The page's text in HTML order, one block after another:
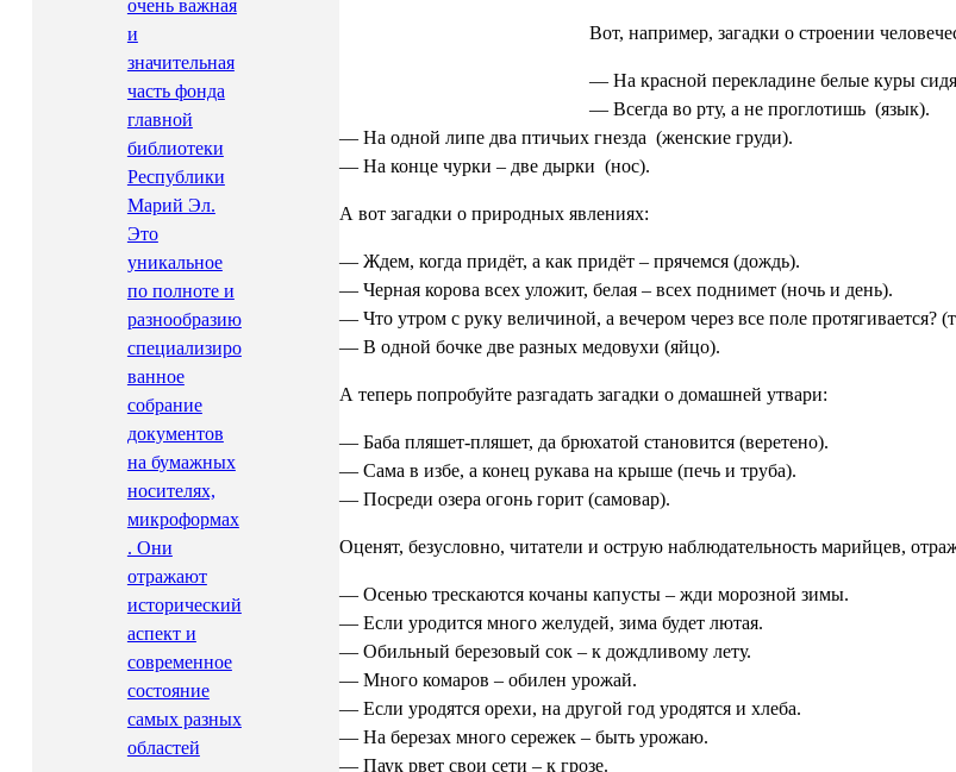
очень важная
и
значительная
часть фонда
главной
библиотеки
Республики
Марий Эл.
Это
уникальное
по полноте и
разнообразию
специализиро
ванное
собрание
документов
на бумажных
носителях,
микроформах
. Они
отражают
исторический
аспект и
современное
состояние
самых разных
областей
Вот, например, загадки о строении
— На красной перекладине белые куры
— Всегда во рту, а не проглотишь (язык).
— На одной липе два птичьих гнезда (женские груди).
— На конце чурки – две дырки (нос).
А вот загадки о природных явлениях:
— Ждем, когда придёт, а как придёт – прячемся (дождь).
— Черная корова всех уложит, белая – всех поднимет (ночь и день).
— Что утром с руку величиной, а вечером через все поле протягивается?
— В одной бочке две разных медовухи (яйцо).
А теперь попробуйте разгадать загадки о домашней утвари:
— Баба пляшет-пляшет, да брюхатой становится (веретено).
— Сама в избе, а конец рукава на крыше (печь и труба).
— Посреди озера огонь горит (самовар).
Оценят, безусловно, читатели и острую наблюдательность марийцев,
— Осенью трескаются кочаны капусты – жди морозной зимы.
— Если уродится много желудей, зима будет лютая.
— Обильный березовый сок – к дождливому лету.
— Много комаров – обилен урожай.
— Если уродятся орехи, на другой год уродятся и хлеба.
— На березах много сережек – быть урожаю.
— Паук рвет свои сети – к грозе.